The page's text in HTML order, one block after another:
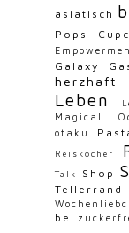
asiatisch
Pops
Galaxy
herzhaft
Leben
Magical
otaku
Reiskocher
Talk Shop
Tellerrand
bei